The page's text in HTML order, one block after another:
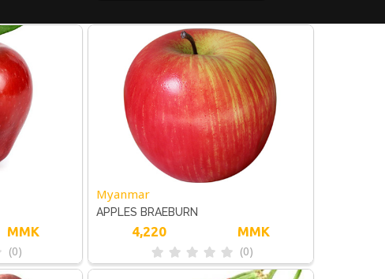
MMK
(0)
Myanmar
APPLES BRAEBURN
4,220 MMK
(0)